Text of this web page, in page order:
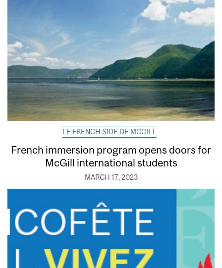
LE FRENCH SIDE DE MCGILL
French immersion program opens doors for
McGill international students
MARCH 17, 2023